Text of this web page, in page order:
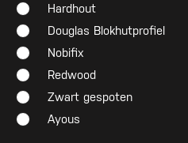
Hardhout
Douglas Blokhutprofiel
Nobifix
Redwood
Zwart gespoten
Ayous